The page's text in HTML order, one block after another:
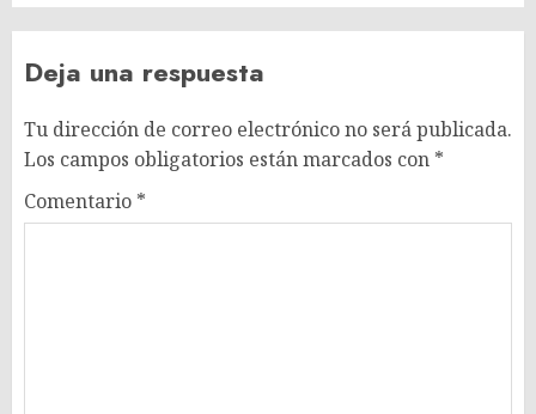
Deja una respuesta
Tu dirección de correo electrónico no será publicada.
Los campos obligatorios están marcados con *
Comentario *